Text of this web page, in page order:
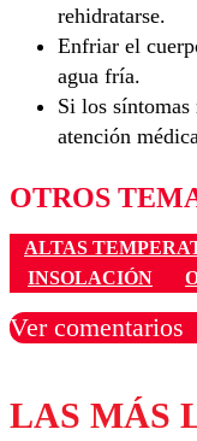
rehidratarse.
Enfriar el
agua fría.
Si los síntomas
atención
OTROS
ALTAS
INSOLACIÓN
Ver comentarios
Los
LAS MÁS